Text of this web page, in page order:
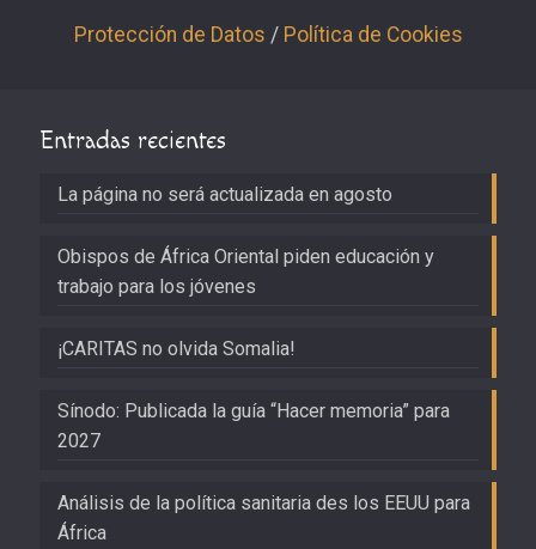
Protección de Datos / Política de Cookies
Entradas recientes
La página no será actualizada en agosto
Obispos de África Oriental piden educación y
trabajo para los jóvenes
¡CARITAS no olvida Somalia!
Sínodo: Publicada la guía “Hacer memoria” para
2027
Análisis de la política sanitaria des los EEUU para
África